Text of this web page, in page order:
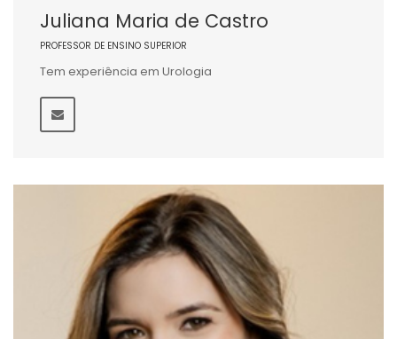
Juliana Maria de Castro
PROFESSOR DE ENSINO SUPERIOR
Tem experiência em Urologia